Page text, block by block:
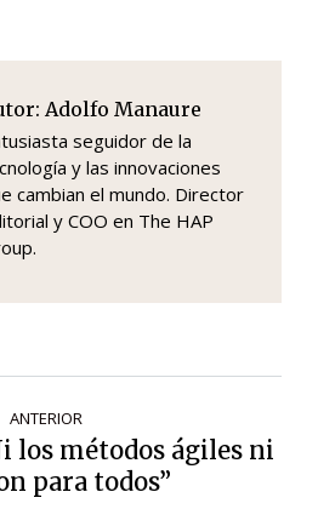
Adolfo Manaure
seguidor de la
y las innovaciones
cambian el mundo. Director
y COO en The HAP
ANTERIOR
Entrada
anterior:
los métodos ágiles ni
para todos”